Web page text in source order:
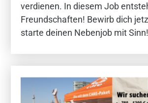
verdienen. In diesem Job
Freundschaften! Bewirb dich
starte deinen Nebenjob mit Sinn!